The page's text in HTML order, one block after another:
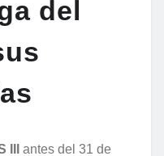
del
III
antes del 31 de